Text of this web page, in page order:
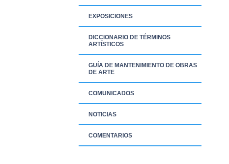
EXPOSICIONES
DICCIONARIO DE TÉRMINOS
ARTÍSTICOS
GUÍA DE MANTENIMIENTO DE OBRAS
DE ARTE
COMUNICADOS
NOTICIAS
COMENTARIOS